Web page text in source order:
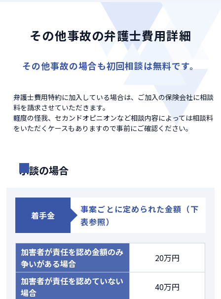
その他事故の弁護士費用詳細
その他事故の場合も初回相談は無料です。
弁護士費用特約に加入している場合は、ご加入の保険会社に相談
料を請求させていただきます。
軽度の怪我、セカンドオピニオンなど相談内容によっては相談料
をいただくケースもありますので事前にご確認ください。
示談の場合
着手金
事案ごとに定められた金額（下
表参照）
加害者が責任を認め金額のみ
争いがある場合
20万円
加害者が責任を認めていない
場合
40万円